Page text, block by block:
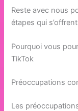
Reste avec nous
étapes qui
Pourquoi vous
TikTok
Préoccupations
Les